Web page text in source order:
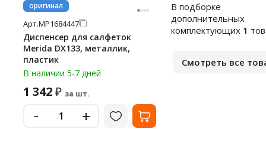
оригинал
Арт.МР1684447
Диспенсер для салфеток
Merida DX133, металлик,
пластик
В наличии 5-7 дней
1 342₽ за шт.
- +
В подборке
дополнительных
комплектующих 1
Смотреть все